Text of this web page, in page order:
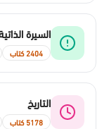
السيرة
2404 كتاب
التاريخ
5178 كتاب